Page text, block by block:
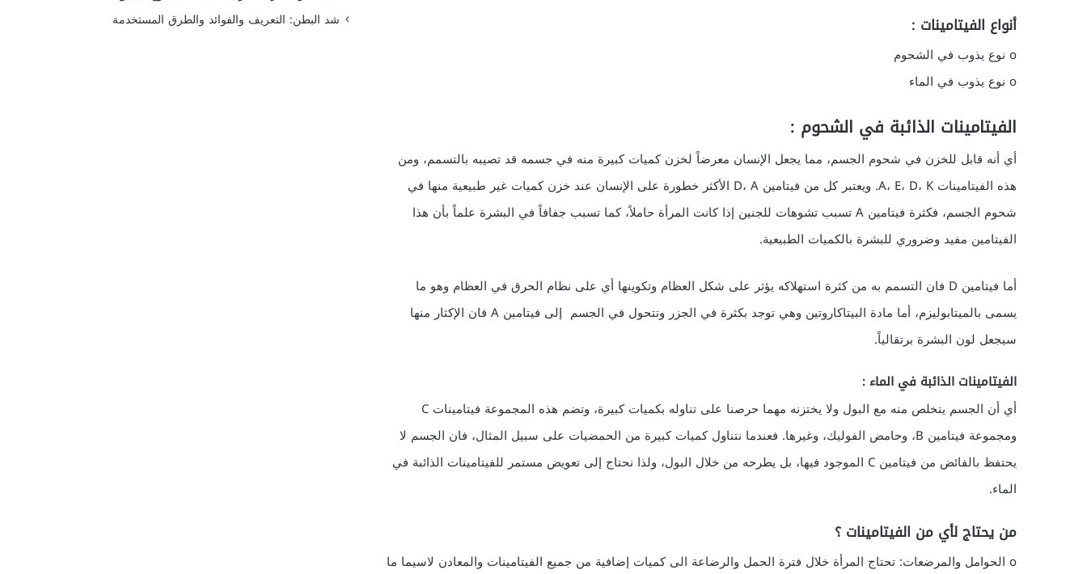
أنواع الفيتامينات :
o نوع يذوب في الشحوم
o نوع يذوب في الماء
الفيتامينات الذائبة في الشحوم :
أي أنه قابل للخزن في شحوم الجسم، مما يجعل الإنسان معرضاً لخزن كميات كبيرة منه في جسمه قد تصيبه بالتسمم، ومن
هذه الفيتامينات A، E، D، K. ويعتبر كل من فيتامين D، A الأكثر خطورة على الإنسان عند خزن كميات غير طبيعية منها في
شحوم الجسم، فكثرة فيتامين A تسبب تشوهات للجنين إذا كانت المرأة حاملاً، كما تسبب جفافاً في البشرة علماً بأن هذا
الفيتامين مفيد وضروري للبشرة بالكميات الطبيعية.
أما فيتامين D فان التسمم به من كثرة استهلاكه يؤثر على شكل العظام وتكوينها أي على نظام الحرق في العظام وهو ما
يسمى بالميتابوليزم، أما مادة البيتاكاروتين وهي توجد بكثرة في الجزر وتتحول في الجسم إلى فيتامين A فان الإكثار منها
سيجعل لون البشرة برتقالياً.
الفيتامينات الذائبة في الماء :
أي أن الجسم يتخلص منه مع البول ولا يختزنه مهما حرصنا على تناوله بكميات كبيرة، وتضم هذه المجموعة فيتامينات C
ومجموعة فيتامين B، وحامض الفوليك، وغيرها. فعندما نتناول كميات كبيرة من الحمضيات على سبيل المثال، فان الجسم لا
يحتفظ بالفائض من فيتامين C الموجود فيها، بل يطرحه من خلال البول، ولذا نحتاج إلى تعويض مستمر للفيتامينات الذائبة في
الماء.
من يحتاج لأي من الفيتامينات ؟
o الحوامل والمرضعات: تحتاج المرأة خلال فترة الحمل والرضاعة الى كميات إضافية من جميع الفيتامينات والمعادن لاسيما ما
شد البطن: التعريف والفوائد والطرق المستخدمة